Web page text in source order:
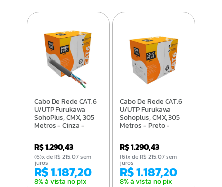
Cabo De Rede CAT.6
U/UTP Furukawa
SohoPlus, CMX, 305
Metros - Cinza -
R$ 1.290,43
R$ 1.187,20
8% à vista no pix
(6)x de R$ 215,07 sem
juros
Cabo De Rede CAT.6
U/UTP Furukawa
Sohoplus, CMX, 305
Metros - Preto -
R$ 1.290,43
R$ 1.187,20
8% à vista no pix
(6)x de R$ 215,07 sem
juros